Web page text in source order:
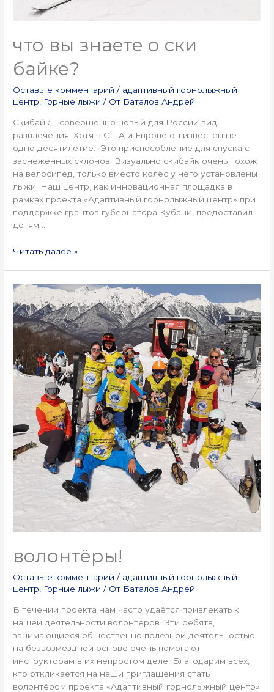
что вы знаете о ски
байке?
Оставьте комментарий / адаптивный горнолыжный
центр
Горные лыжи / От Баталов Андрей
Скибайк – совершенно новый для России вид
развлечения. Хотя в США и Европе он известен не
одно десятилетие. Это приспособление для спуска с
заснеженных склонов. Визуально скибайк очень похож
на велосипед, только вместо колёс у него установлены
лыжи. Наш центр, как инновационная площадка в
рамках проекта «Адаптивный горнолыжный центр» при
поддержке грантов губернатора Кубани, предоставил
детям …
Читать далее »
волонтёры!
Оставьте комментарий / адаптивный горнолыжный
центр
Горные лыжи / От Баталов Андрей
В течении проекта нам часто удаётся привлекать к
нашей деятельности волонтёров. Эти ребята,
занимающиеся общественно полезной деятельностью
на безвозмездной основе очень помогают
инструкторам в их непростом деле! Благодарим всех,
кто откликается на наши приглашения стать
волонтёром проекта «Адаптивный горнолыжный центр»